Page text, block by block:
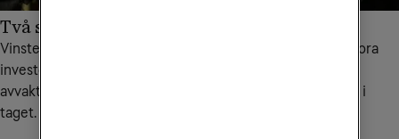
Två skäl att avvakta
Vinsterna med att byta är många. Men för företag med stora
investeringar i sitt nätverk kan det kanske finnas skäl att
avvakta – eller att åtminstone växla över till SD-WAN lite i
taget.